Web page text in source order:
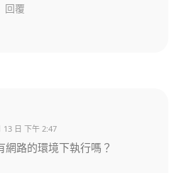
回覆
13 日 下午 2:47
網路的環境下執行嗎？